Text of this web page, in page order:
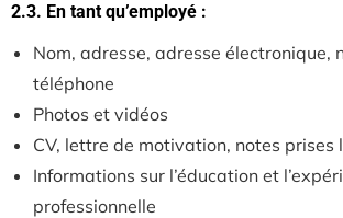
2.3. En tant qu’employé :
Nom, adresse, adresse électronique,
téléphone
Photos et vidéos
CV, lettre de motivation, notes prises
Informations sur l’éducation et
professionnelle